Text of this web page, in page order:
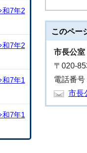
このペー
市長公
〒020-
電話番
市長
和7年2
和7年2
和7年1
和7年1